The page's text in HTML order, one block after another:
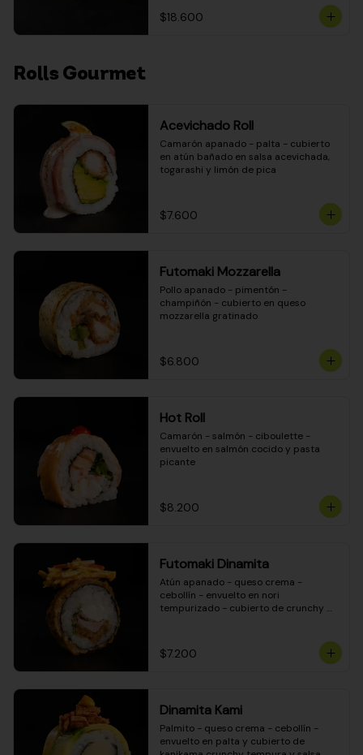
$18.600
Rolls Gourmet
Acevichado Roll
Camarón apanado - palta - cubierto
en atún bañado en salsa acevichada,
togarashi y limón de pica
$7.600
Futomaki Mozzarella
Pollo apanado - pimentón -
champiñón - cubierto en queso
mozzarella gratinado
$6.800
Hot Roll
Camarón - salmón - ciboulette -
envuelto en salmón cocido y pasta
picante
$8.200
Futomaki Dinamita
Atún apanado - queso crema -
cebollín - envuelto en nori
tempurizado - cubierto de crunchy
$7.200
Dinamita Kami
Palmito - queso crema - cebollín -
envuelto en palta y cubierto de